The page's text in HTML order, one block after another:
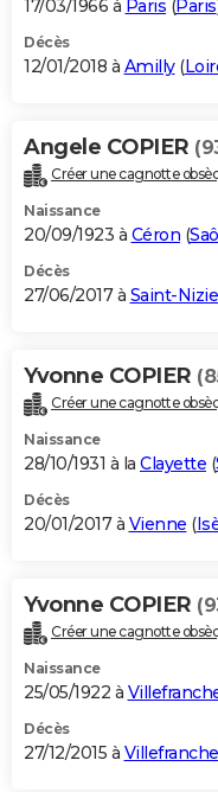
17/03/1966 à Paris (Paris
Décès
12/01/2018 à Amilly(
Angele COPIER
Créer une cagnotte
Naissance
20/09/1923 à Céron (
Décès
27/06/2017 à Saint-
Yvonne COPIER
Créer une cagnotte
Naissance
28/10/1931 à la Clayette (
Décès
20/01/2017 à Vienne (
Yvonne COPIER
Créer une cagnotte
Naissance
25/05/1922 à
Décès
27/12/2015 à